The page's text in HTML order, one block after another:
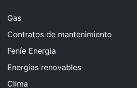
Gas
Contratos de mantenimiento
Feníe Energia
Energias renovables
Clima